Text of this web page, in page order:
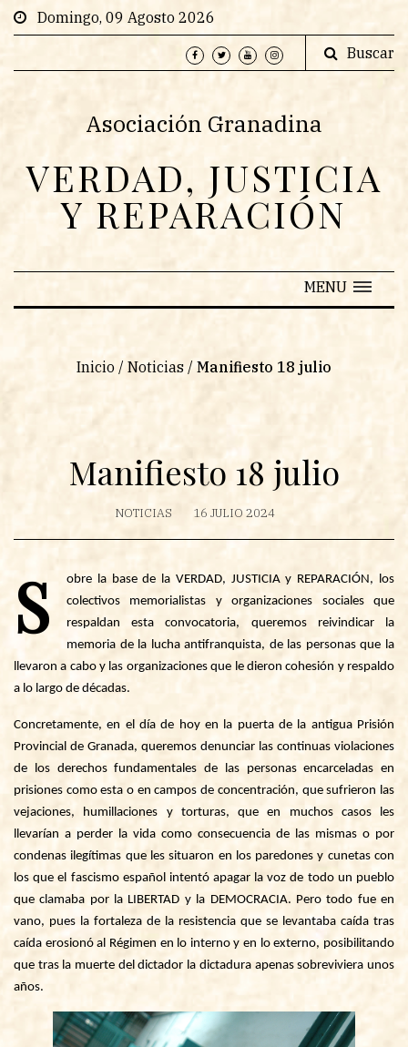
Domingo, 09 Agosto 2026
Buscar
Asociación Granadina
VERDAD, JUSTICIA
Y REPARACIÓN
MENU
Inicio / Noticias / Manifiesto 18 julio
Manifiesto 18 julio
NOTICIAS 16 JULIO 2024
S obre la base de la VERDAD, JUSTICIA y REPARACIÓN, los
colectivos memorialistas y organizaciones sociales que
respaldan esta convocatoria, queremos reivindicar la
memoria de la lucha antifranquista, de las personas que la
llevaron a cabo y las organizaciones que le dieron cohesión y respaldo
a lo largo de décadas.
Concretamente, en el día de hoy en la puerta de la antigua Prisión
Provincial de Granada, queremos denunciar las continuas violaciones
de los derechos fundamentales de las personas encarceladas en
prisiones como esta o en campos de concentración, que sufrieron las
vejaciones, humillaciones y torturas, que en muchos casos les
llevarían a perder la vida como consecuencia de las mismas o por
condenas ilegítimas que les situaron en los paredones y cunetas con
los que el fascismo español intentó apagar la voz de todo un pueblo
que clamaba por la LIBERTAD y la DEMOCRACIA. Pero todo fue en
vano, pues la fortaleza de la resistencia que se levantaba caída tras
caída erosionó al Régimen en lo interno y en lo externo, posibilitando
que tras la muerte del dictador la dictadura apenas sobreviviera unos
años.